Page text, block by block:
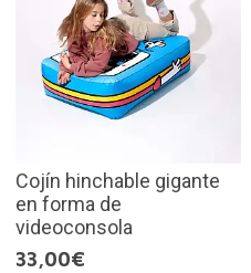
Cojín hinchable gigante
en forma de
videoconsola
33,00€